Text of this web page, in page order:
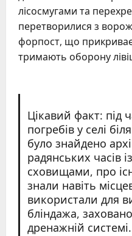
лісосмугами та
перетворилися з
форпост, що прикриває
тримають оборону
Цікавий факт: під
погребів у селі
було знайдено
радянських часів
сховищами, про
знали навіть
використали для
бліндажа,
дренажній системі.